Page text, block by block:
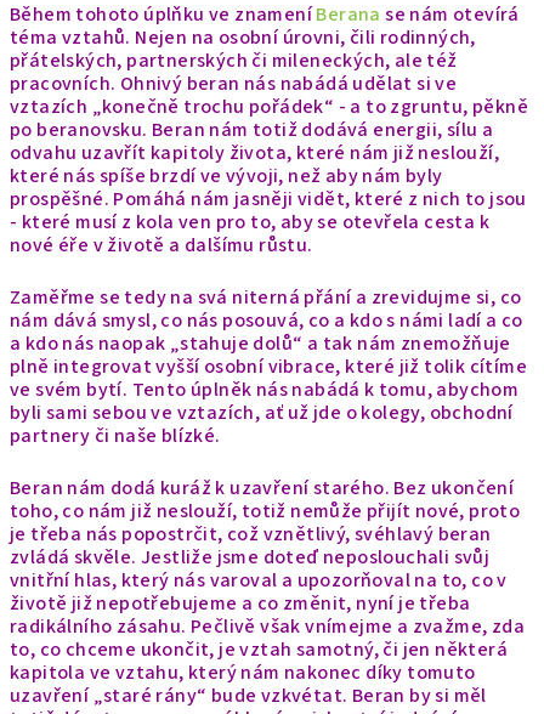
Během tohoto úplňku ve znameníBerana se nám otevírá
téma vztahů. Nejen na osobní úrovni, čili rodinných,
přátelských, partnerských či mileneckých, ale též
pracovních. Ohnivý beran nás nabádá udělat si ve
vztazích „konečně trochu pořádek“ - a to zgruntu, pěkně
po beranovsku. Beran nám totiž dodává energii, sílu a
odvahu uzavřít kapitoly života, které nám již neslouží,
které nás spíše brzdí ve vývoji, než aby nám byly
prospěšné. Pomáhá nám jasněji vidět, které z nich to jsou
- které musí z kola ven pro to, aby se otevřela cesta k
nové éře v životě a dalšímu růstu.
Zaměřme se tedy na svá niterná přání a zrevidujme si, co
nám dává smysl, co nás posouvá, co a kdo s námi ladí a co
a kdo nás naopak „stahuje dolů“ a tak nám znemožňuje
plně integrovat vyšší osobní vibrace, které již tolik cítíme
ve svém bytí. Tento úplněk nás nabádá k tomu, abychom
byli sami sebou ve vztazích, ať už jde o kolegy, obchodní
partnery či naše blízké.
Beran nám dodá kuráž k uzavření starého. Bez ukončení
toho, co nám již neslouží, totiž nemůže přijít nové, proto
je třeba nás popostrčit, což vznětlivý, svéhlavý beran
zvládá skvěle. Jestliže jsme doteď neposlouchali svůj
vnitřní hlas, který nás varoval a upozorňoval na to, co v
životě již nepotřebujeme a co změnit, nyní je třeba
radikálního zásahu. Pečlivě však vnímejme a zvažme, zda
to, co chceme ukončit, je vztah samotný, či jen některá
kapitola ve vztahu, který nám nakonec díky tomuto
uzavření „staré rány“ bude vzkvétat. Beran by si měl